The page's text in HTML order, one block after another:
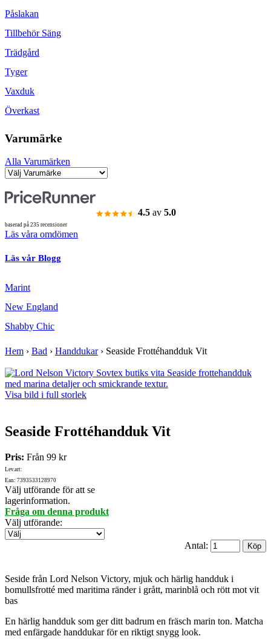
Påslakan
Tillbehör Säng
Trädgård
Tyger
Vaxduk
Överkast
Varumärke
Alla Varumärken
4.5 av 5.0
baserad på 235 recensioner
Läs våra omdömen
Läs vår Blogg
Marint
New England
Shabby Chic
Hem › Bad › Handdukar› Seaside Frottéhandduk Vit
Visa bild i full storlek
Seaside Frottéhandduk Vit
Pris: Från 99 kr
Lev.art:
Ean: 7393533128970
Välj utförande för att se
lagerinformation.
Fråga om denna produkt
Välj utförande:
Antal:
Seside från Lord Nelson Victory, mjuk och härlig handduk i
bomullsfrotté med maritima ränder i grått, marinblå och rött mot vit
bas
En härlig handduk som ger ditt badrum en fräsch marin ton. Matcha
med enfärgade handdukar för en riktigt snygg look.